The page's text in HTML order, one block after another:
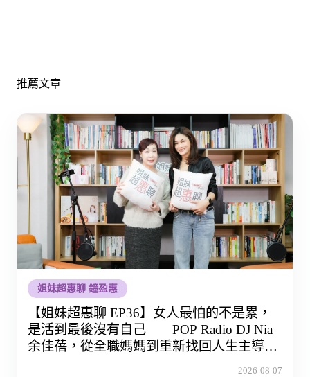
推薦文章
姐妹超惠聊 鐘盈惠
【姐妹超惠聊 EP36】女人最怕的不是累，
是活到最後沒有自己——POP Radio DJ Nia
余佳蓓，從全職媽媽到重新找回人生主導權
2026-08-07